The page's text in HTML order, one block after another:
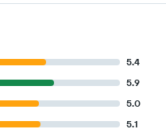
5.4
5.9
5.0
5.1